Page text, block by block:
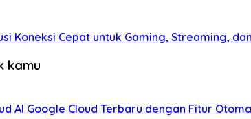
Koneksi Cepat untuk Gaming, Streaming,
kamu
AI Google Cloud Terbaru dengan Fitur